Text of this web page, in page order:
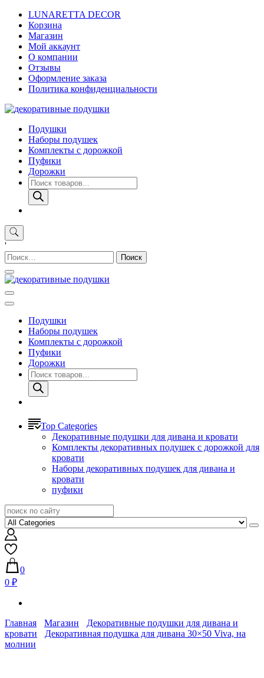
Skip
content
LUNARETTA DECOR
Корзина
Магазин
Мой аккаунт
О компании
Отзывы
Оформление заказа
Политика конфиденциальности
Подушки
Наборы подушек
Комплекты с дорожкой
Пуфики
Дорожки
Поиск
товаров
'
Найти:
Подушки
Наборы подушек
Комплекты с дорожкой
Пуфики
Дорожки
Поиск
товаров
Top Categories
Декоративные подушки для дивана и кровати
Комплекты декоративных подушек с дорожкой для
кровати
Наборы декоративных подушек для дивана и
кровати
пуфики
0
0 ₽
Главная Магазин
Декоративные подушки для дивана и
кровати
Декоративная подушка для дивана 30×50 Viva, на
молнии